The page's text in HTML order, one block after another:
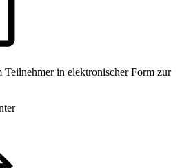
in elektronischer Form zur